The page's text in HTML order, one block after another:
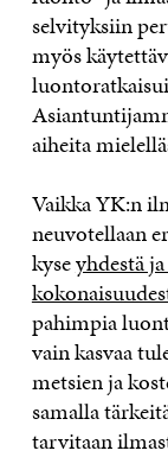
selvityksiin
myös
aiheita
Vaikka YK:n
neuvotellaan
kyseyhdestä
pahimpia
vain kasvaa
metsien ja
samalla
tarvitaan